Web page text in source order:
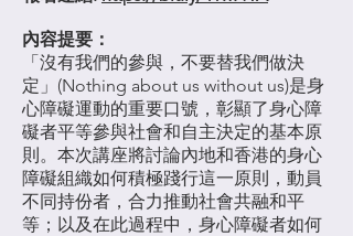
內容提要：
「沒有我們的參與，不要替我們做決
定」(Nothing about us without us)是身
心障礙運動的重要口號，彰顯了身心障
礙者平等參與社會和自主決定的基本原
則。本次講座將討論內地和香港的身心
障礙組織如何積極踐行這一原則，動員
不同持份者，合力推動社會共融和平
等；以及在此過程中，身心障礙者如何